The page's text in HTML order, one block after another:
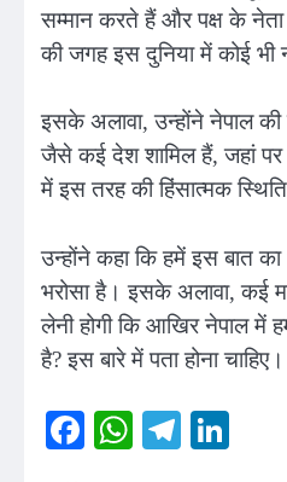
सम्मान करते हैं और पक्ष के नेता
की जगह इस दुनिया में कोई भी
इसके अलावा, उन्होंने नेपाल
जैसे कई देश शामिल हैं, जहां पर
में इस तरह की हिंसात्मक
उन्होंने कहा कि हमें इस बात
भरोसा है। इसके अलावा, कई
लेनी होगी कि आखिर नेपाल में
है? इस बारे में पता होना
Facebook
WhatsApp